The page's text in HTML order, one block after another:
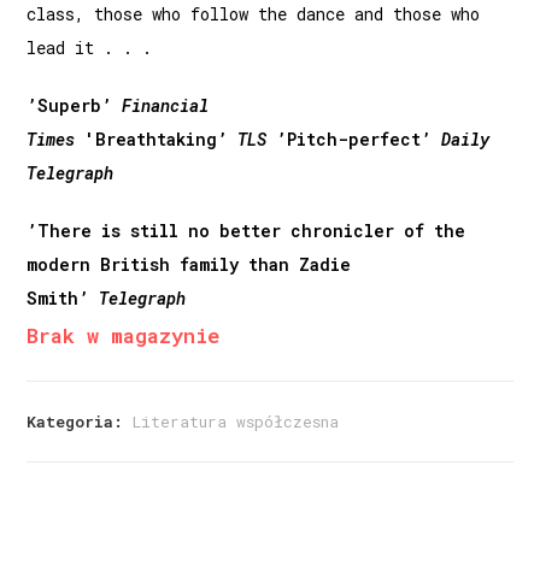
class, those who follow the dance and those who
lead it . . .
’Superb’Financial
Times 'Breathtaking’ TLS ’Pitch-perfect’Daily
Telegraph
’There is still no better chronicler of the
modern British family than Zadie
Smith’ Telegraph
Brak w magazynie
Kategoria: Literatura współczesna